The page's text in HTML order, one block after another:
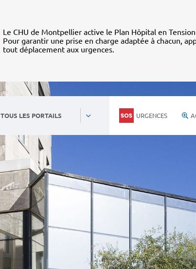
Le CHU de Montpellier active le Plan Hôpital en
Pour garantir une prise en charge adaptée à chacun,
tout déplacement aux urgences.
TOUS LES PORTAILS URGENCES